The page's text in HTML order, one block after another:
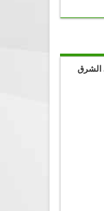
الشرق